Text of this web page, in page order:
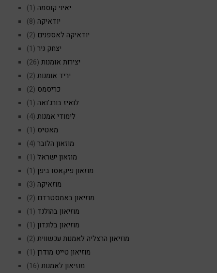
יאיוי קוסמה (1)
יודאיקה (8)
יודאיקה לאספנים (2)
יצחק ניר (1)
יצירות אומנות (26)
יריד אומנות (2)
כריסמס (2)
לואיז בורג'ואה (1)
לימודי אמנות (4)
מאטיס (1)
מוזאון הלובר (4)
מוזאון ישראל (1)
מוזאון פיקאסו ביפן (1)
מוזאיקה (3)
מוזיאון באמסטרדם (2)
מוזיאון בהולנד (1)
מוזיאון בלונדון (1)
מוזיאון הרצליה לאמנות עכשווית (2)
מוזיאון טייט מודרן (1)
מוזיאון לאמנות (16)